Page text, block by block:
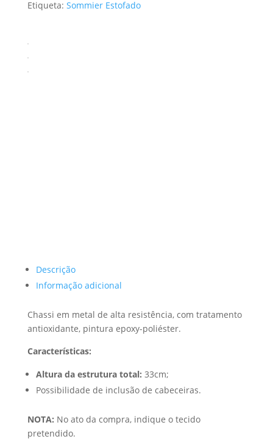
540,04 €
Etiqueta: Sommier Estofado
Descrição
Informação adicional
Chassi em metal de alta resistência, com tratamento
antioxidante, pintura epoxy-poliéster.
Características:
Altura da estrutura total: 33cm;
Possibilidade de inclusão de cabeceiras.
NOTA: No ato da compra, indique o tecido
pretendido.